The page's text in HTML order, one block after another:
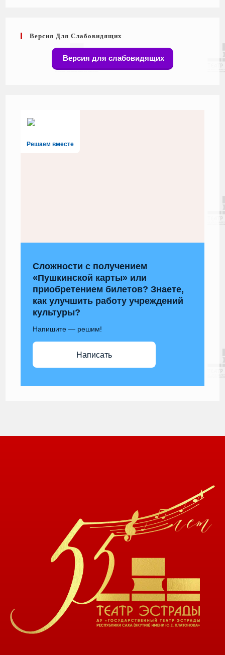
Версия Для Слабовидящих
Версия для слабовидящих
Решаем вместе
Сложности с получением
«Пушкинской карты» или
приобретением билетов? Знаете,
как улучшить работу учреждений
культуры?
Напишите — решим!
Написать